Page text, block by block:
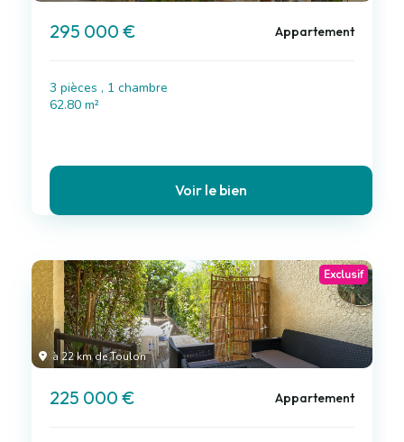
295 000 € Appartement
3 pièces , 1 chambre
62.80 m²
Voir le bien
à 22 km de Toulon
Exclusif
225 000 € Appartement